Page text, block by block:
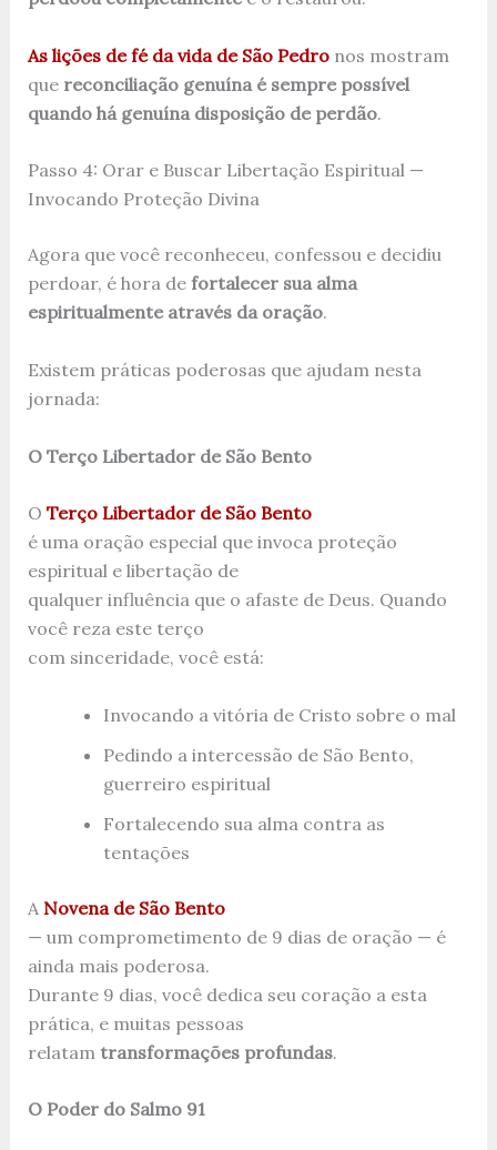
As lições de fé da vida de São Pedronos mostram
que reconciliação genuína é sempre possível
quando há genuína disposição de perdão.
Passo 4: Orar e Buscar Libertação Espiritual —
Invocando Proteção Divina
Agora que você reconheceu, confessou e decidiu
perdoar, é hora de fortalecer sua alma
espiritualmente através da oração.
Existem práticas poderosas que ajudam nesta
jornada:
O Terço Libertador de São Bento
O Terço Libertador de São Bento
é uma oração especial que invoca proteção
espiritual e libertação de
qualquer influência que o afaste de Deus. Quando
você reza este terço
com sinceridade, você está:
Invocando a vitória de Cristo sobre o mal
Pedindo a intercessão de São Bento,
guerreiro espiritual
Fortalecendo sua alma contra as
tentações
A Novena de São Bento
— um comprometimento de 9 dias de oração — é
ainda mais poderosa.
Durante 9 dias, você dedica seu coração a esta
prática, e muitas pessoas
relatam transformações profundas.
O Poder do Salmo 91